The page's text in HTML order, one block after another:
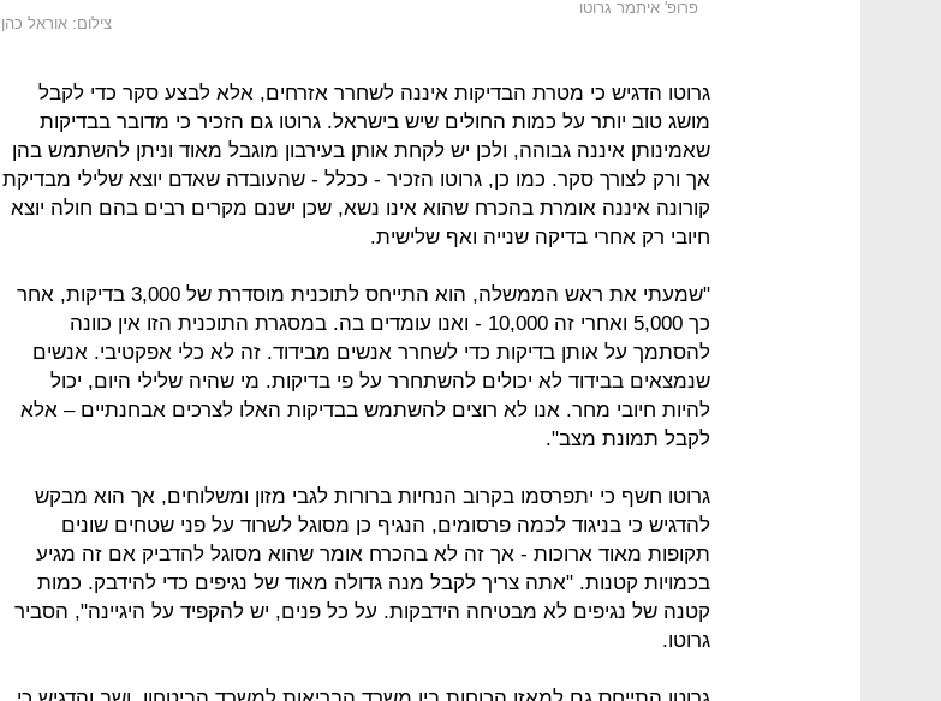
פרופ' איתמר גרוטו
צילום: אוראל כהן
גרוטו הדגיש כי מטרת הבדיקות איננה לשחרר אזרחים, אלא לבצע סקר כדי לקבל
מושג טוב יותר על כמות החולים שיש בישראל. גרוטו גם הזכיר כי מדובר בבדיקות
שאמינותן איננה גבוהה, ולכן יש לקחת אותן בעירבון מוגבל מאוד וניתן להשתמש בהן
אך ורק לצורך סקר. כמו כן, גרוטו הזכיר - ככלל - שהעובדה שאדם יוצא שלילי מבדיקת
קורונה איננה אומרת בהכרח שהוא אינו נשא, שכן ישנם מקרים רבים בהם חולה יוצא
חיובי רק אחרי בדיקה שנייה ואף שלישית.
"שמעתי את ראש הממשלה, הוא התייחס לתוכנית מוסדרת של 3,000 בדיקות, אחר
כך 5,000 ואחרי זה 10,000 - ואנו עומדים בה. במסגרת התוכנית הזו אין כוונה
להסתמך על אותן בדיקות כדי לשחרר אנשים מבידוד. זה לא כלי אפקטיבי. אנשים
שנמצאים בבידוד לא יכולים להשתחרר על פי בדיקות. מי שהיה שלילי היום, יכול
להיות חיובי מחר. אנו לא רוצים להשתמש בבדיקות האלו לצרכים אבחנתיים – אלא
לקבל תמונת מצב".
גרוטו חשף כי יתפרסמו בקרוב הנחיות ברורות לגבי מזון ומשלוחים, אך הוא מבקש
להדגיש כי בניגוד לכמה פרסומים, הנגיף כן מסוגל לשרוד על פני שטחים שונים
תקופות מאוד ארוכות - אך זה לא בהכרח אומר שהוא מסוגל להדביק אם זה מגיע
בכמויות קטנות. "אתה צריך לקבל מנה גדולה מאוד של נגיפים כדי להידבק. כמות
קטנה של נגיפים לא מבטיחה הידבקות. על כל פנים, יש להקפיד על היגיינה", הסביר
גרוטו.